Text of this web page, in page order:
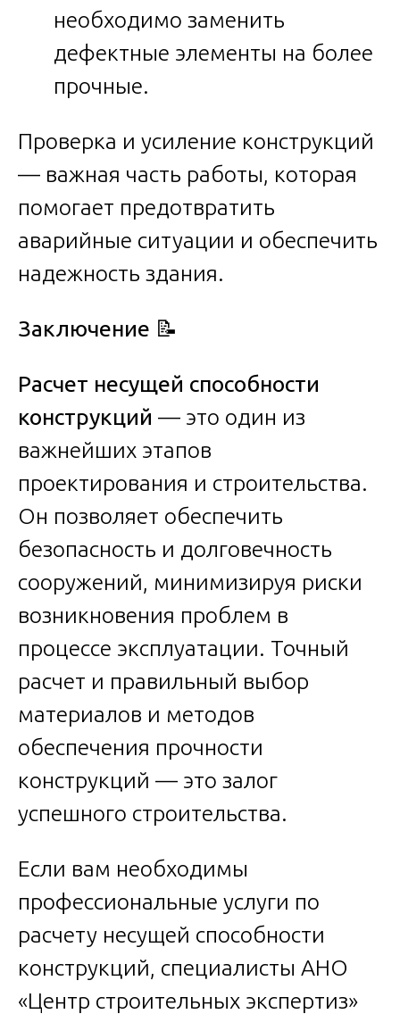
необходимо заменить
дефектные элементы на более
прочные.
Проверка и усиление конструкций
— важная часть работы, которая
помогает предотвратить
аварийные ситуации и обеспечить
надежность здания.
Заключение 📝
Расчет несущей способности
конструкций — это один из
важнейших этапов
проектирования и строительства.
Он позволяет обеспечить
безопасность и долговечность
сооружений, минимизируя риски
возникновения проблем в
процессе эксплуатации. Точный
расчет и правильный выбор
материалов и методов
обеспечения прочности
конструкций — это залог
успешного строительства.
Если вам необходимы
профессиональные услуги по
расчету несущей способности
конструкций, специалисты АНО
«Центр строительных экспертиз»